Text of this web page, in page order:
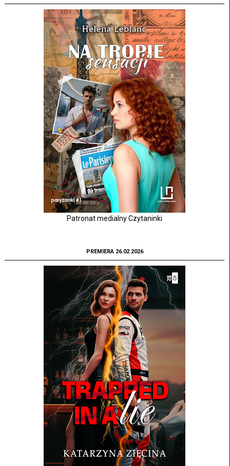
Patronat medialny Czytaninki
PREMIERA 26.02.2026